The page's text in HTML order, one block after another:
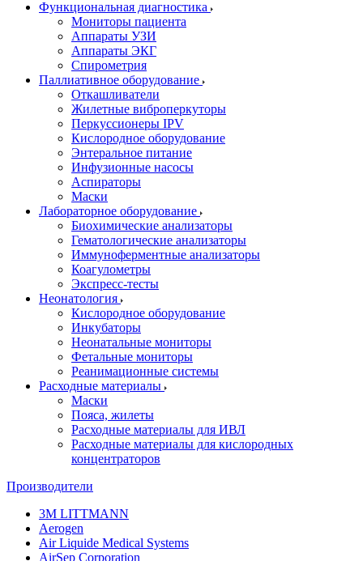
Функциональная диагностика
Мониторы пациента
Аппараты УЗИ
Аппараты ЭКГ
Спирометрия
Паллиативное оборудование
Откашливатели
Жилетные виброперкуторы
Перкуссионеры IPV
Кислородное оборудование
Энтеральное питание
Инфузионные насосы
Аспираторы
Маски
Лабораторное оборудование
Биохимические анализаторы
Гематологические анализаторы
Иммуноферментные анализаторы
Коагулометры
Экспресс-тесты
Неонатология
Кислородное оборудование
Инкубаторы
Неонатальные мониторы
Фетальные мониторы
Реанимационные системы
Расходные материалы
Маски
Пояса, жилеты
Расходные материалы для ИВЛ
Расходные материалы для кислородных
концентраторов
Производители
3M LITTMANN
Aerogen
Air Liquide Medical Systems
AirSep Corporation